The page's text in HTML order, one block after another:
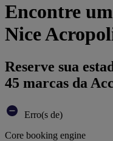
Encontre
Nice
Reserve sua
45 marcas da
Erro(s de)
Core booking engine